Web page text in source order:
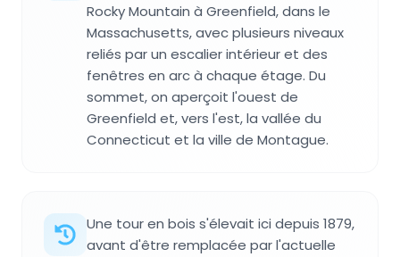
Rocky Mountain à Greenfield, dans le
Massachusetts, avec plusieurs niveaux
reliés par un escalier intérieur et des
fenêtres en arc à chaque étage. Du
sommet, on aperçoit l'ouest de
Greenfield et, vers l'est, la vallée du
Connecticut et la ville de Montague.
Une tour en bois s'élevait ici depuis 1879,
avant d'être remplacée par l'actuelle